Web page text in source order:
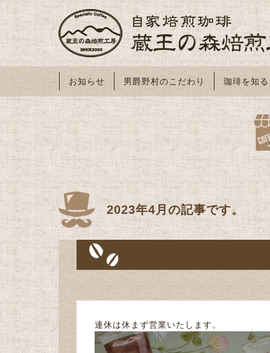
お知らせ 男爵野村のこだわり 珈琲を知
2023年4月の記事です。
連休は休まず営業いたします。